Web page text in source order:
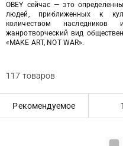
OBEY сейчас — это
людей, приближенных к
количеством
жанротворческий вид
«MAKE ART, NOT WAR».
117 товаров
Рекомендуемое